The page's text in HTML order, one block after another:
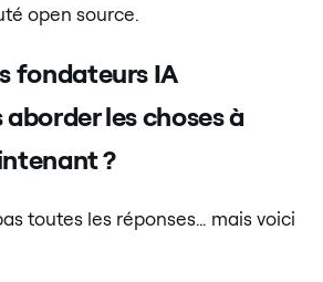
open source.
fondateurs IA
les choses à
?
toutes les réponses… mais voici